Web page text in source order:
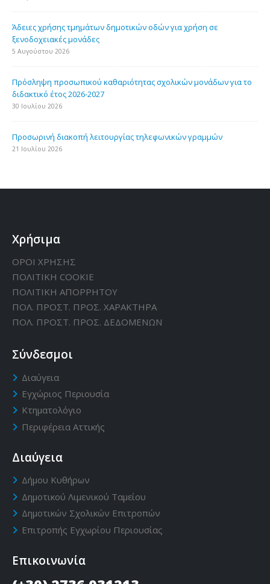
Άδειες χρήσης τμημάτων δημοτικών οδών για χρήση σε
ξενοδοχειακές μονάδες
5 Αυγούστου 2026
Πρόσληψη προσωπικού καθαριότητας σχολικών μονάδων για το
διδακτικό έτος 2026-2027
30 Ιουλίου 2026
Προσωρινή διακοπή λειτουργίας τηλεφωνικών γραμμών
21 Ιουλίου 2026
Χρήσιμα
ΟΡΟΙ ΧΡΗΣΗΣ
ΠΟΛΙΤΙΚΗ CΟΟΚΙΕ
ΠΟΛΙΤΙΚΗ ΑΠΟΡΡΗΤΟΥ
ΠΟΛ. ΠΡΟΣΤ. ΠΡΟΣ. ΧΑΡΑΚΤΗΡΑ
ΠΟΛ. ΠΡΟΣΤ. ΠΡΟΣ. ΔΕΔΟΜΕΝΩΝ
Σύνδεσμοι
Διαύγεια
Εγχώριος Περιουσία
Κτηματολόγιο
Περιφέρεια Αττικής
Διαύγεια
Δήμου Κυθήρων
Δημοτικού Λιμενικού Ταμείου
Δημοτικών Σχολικών Επιτροπών
Επιτροπής Εγχωρίου Περιουσίας
Επικοινωνία